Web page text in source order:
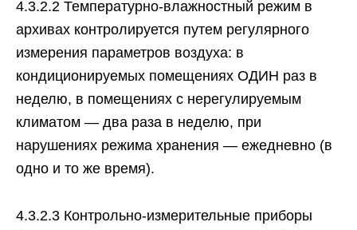
4.3.2.2 Температурно-влажностный режим в
архивах контролируется путем регулярного
измерения параметров воздуха: в
кондиционируемых помещениях ОДИН раз в
неделю, в помещениях с нерегулируемым
климатом — два раза в неделю, при
нарушениях режима хранения — ежедневно (в
одно и то же время).
4.3.2.3 Контрольно-измерительные приборы